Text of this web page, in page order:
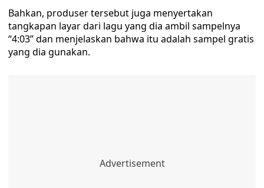
Bahkan, produser tersebut juga menyertakan
tangkapan layar dari lagu yang dia ambil sampelnya
“4:03” dan menjelaskan bahwa itu adalah sampel gratis
yang dia gunakan.